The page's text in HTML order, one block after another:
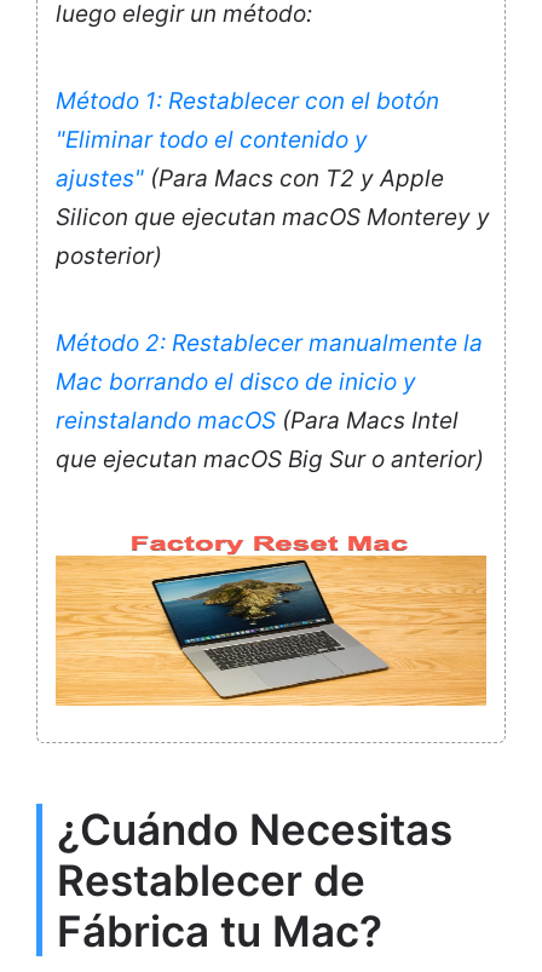
luego elegir un método:
Método 1: Restablecer con el botón
"Eliminar todo el contenido y
ajustes" (Para Macs con T2 y Apple
Silicon que ejecutan macOS Monterey y
posterior)
Método 2: Restablecer manualmente la
Mac borrando el disco de inicio y
reinstalando macOS (Para Macs Intel
que ejecutan macOS Big Sur o anterior)
¿Cuándo Necesitas
Restablecer de
Fábrica tu Mac?